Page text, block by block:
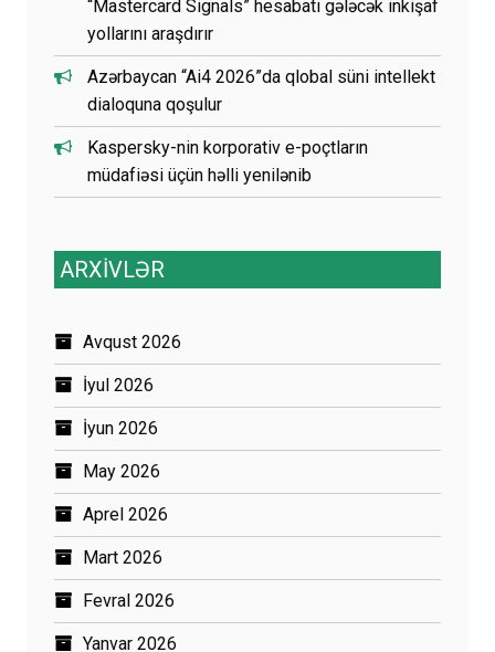
“Mastercard Signals” hesabatı gələcək inkişaf
yollarını araşdırır
Azərbaycan “Ai4 2026”da qlobal süni intellekt
dialoquna qoşulur
Kaspersky-nin korporativ e-poçtların
müdafiəsi üçün həlli yenilənib
ARXİVLƏR
Avqust 2026
İyul 2026
İyun 2026
May 2026
Aprel 2026
Mart 2026
Fevral 2026
Yanvar 2026